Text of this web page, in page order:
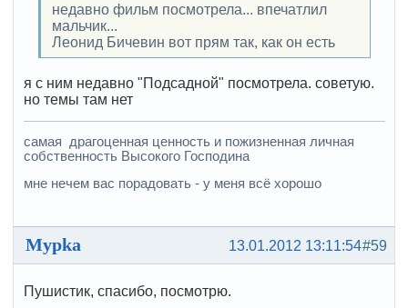
недавно фильм посмотрела... впечатлил
мальчик...
Леонид Бичевин вот прям так, как он есть
я с ним недавно "Подсадной" посмотрела. советую.
но темы там нет
самая драгоценная ценность и пожизненная личная
собственность Высокого Господина
мне нечем вас порадовать - у меня всё хорошо
#59
13.01.2012 13:11:54
Mypka
Пушистик, спасибо, посмотрю.